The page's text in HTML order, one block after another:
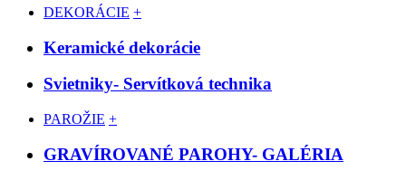
DEKORÁCIE +
Keramické dekorácie
Svietniky- Servítková technika
PAROŽIE +
GRAVÍROVANÉ PAROHY- GALÉRIA